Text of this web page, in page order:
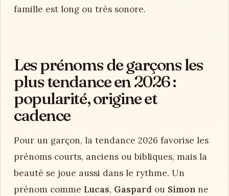
famille est long ou très sonore.
Les prénoms de garçons les
plus tendance en 2026 :
popularité, origine et
cadence
Pour un garçon, la tendance 2026 favorise les
prénoms courts, anciens ou bibliques, mais la
beauté se joue aussi dans le rythme. Un
prénom comme Lucas, Gaspard ou Simon ne